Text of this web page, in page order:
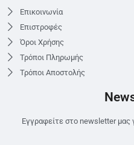
Επικοινωνία
Επιστροφές
Όροι Χρήσης
Τρόποι Πληρωμής
Τρόποι Αποστολής
Εγγραφείτε στο newsletter μας